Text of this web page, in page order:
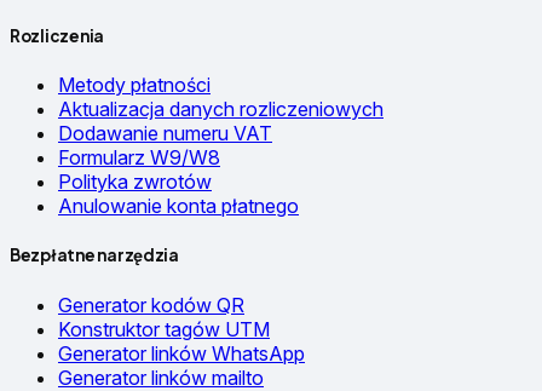
Rozliczenia
Metody płatności
Aktualizacja danych rozliczeniowych
Dodawanie numeru VAT
Formularz W9/W8
Polityka zwrotów
Anulowanie konta płatnego
Bezpłatne narzędzia
Generator kodów QR
Konstruktor tagów UTM
Generator linków WhatsApp
Generator linków mailto